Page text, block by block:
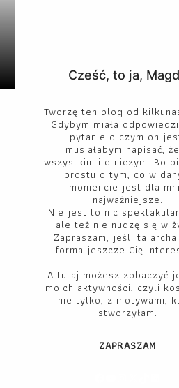
Cześć, to ja,
Tworzę ten blog od
Gdybym miała
pytanie o czym on
musiałabym napisać,
wszystkim i o niczym. Bo
prostu o tym, co w
momencie jest dla
najważniejsze.
Nie jest to nic
ale też nie nudzę się w
Zapraszam, jeśli ta
forma jeszcze Cię
A tutaj możesz zobaczyć
moich aktywności, czyli
nie tylko, z motywami,
stworzyłam.
ZAPRASZAM